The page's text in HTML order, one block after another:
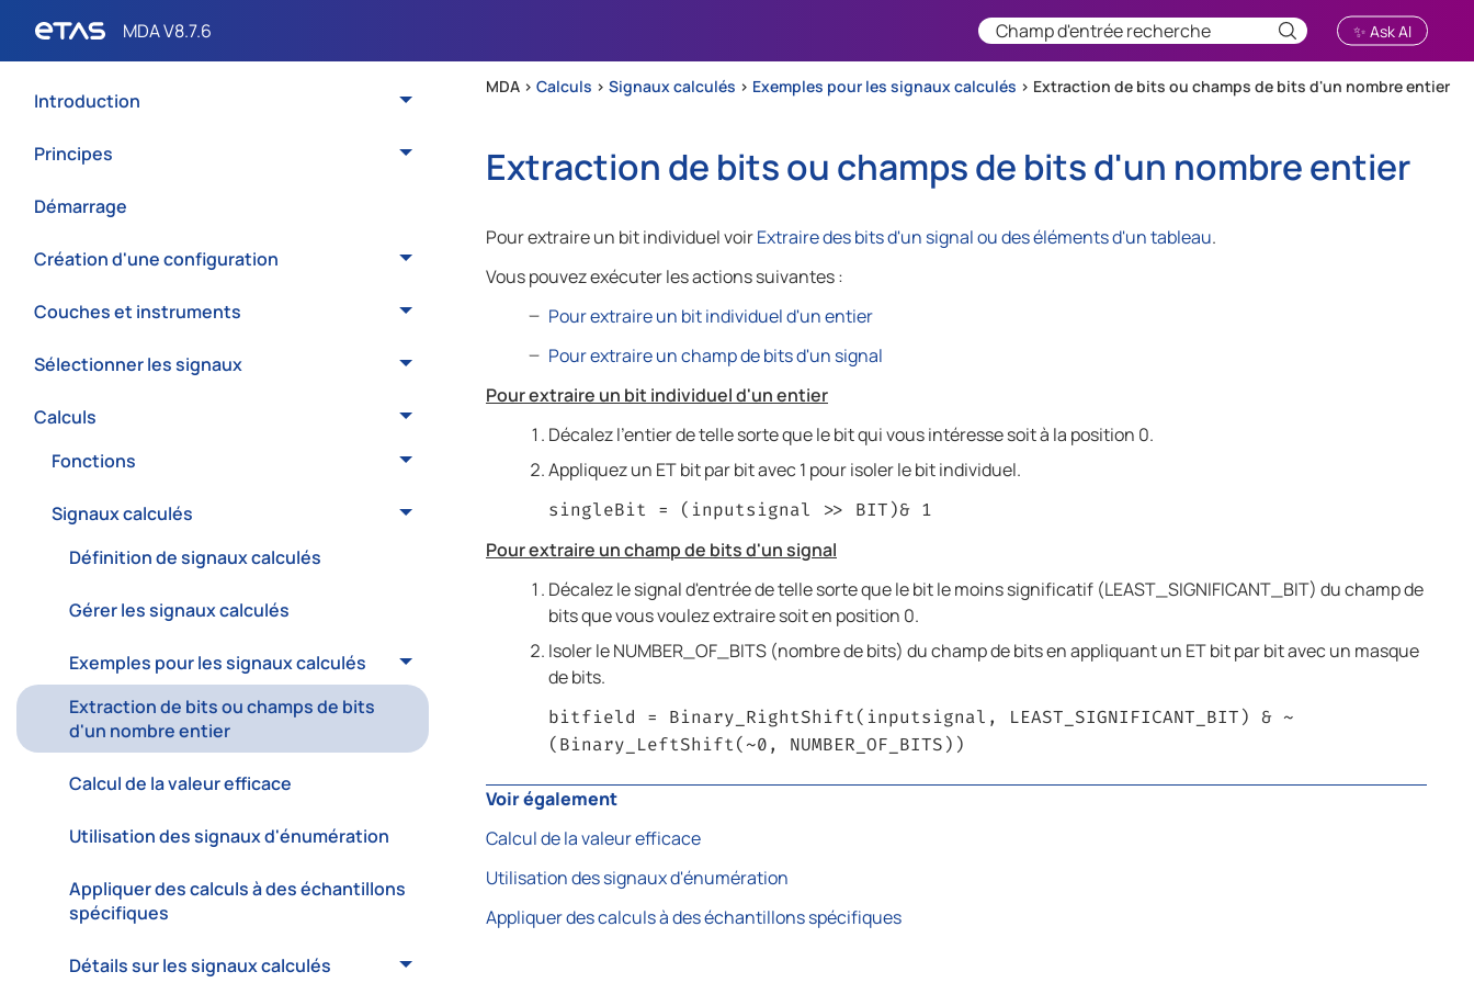
✨ Ask AI
Introduction
Principes
Démarrage
Création d'une configuration
Couches et instruments
Sélectionner les signaux
Calculs
Fonctions
Signaux calculés
Définition de signaux calculés
Gérer les signaux calculés
Exemples pour les signaux calculés
Extraction de bits ou champs de bits
d'un nombre entier
Calcul de la valeur efficace
Utilisation des signaux d'énumération
Appliquer des calculs à des échantillons
spécifiques
Détails sur les signaux calculés
MDA > Calculs > Signaux calculés > Exemples pour les signaux calculés > Extraction de bits ou champs de bits d'un nombre entier
Extraction de bits ou champs de bits d'un nombre entier
Pour extraire un bit individuel voirExtraire des bits d'un signal ou des éléments d'un tableau.
Vous pouvez exécuter les actions suivantes :
Pour extraire un bit individuel d'un entier
Pour extraire un champ de bits d'un signal
Pour extraire un bit individuel d'un entier
Décalez l'entier de telle sorte que le bit qui vous intéresse soit à la position 0.
Appliquez un ET bit par bit avec 1 pour isoler le bit individuel.
singleBit = (inputsignal >> BIT)& 1
Pour extraire un champ de bits d'un signal
Décalez le signal d'entrée de telle sorte que le bit le moins significatif (LEAST_SIGNIFICANT_BIT) du champ de
bits que vous voulez extraire soit en position 0.
Isoler le NUMBER_OF_BITS (nombre de bits) du champ de bits en appliquant un ET bit par bit avec un masque
de bits.
bitfield = Binary_RightShift(inputsignal, LEAST_SIGNIFICANT_BIT) & ~
(Binary_LeftShift(~0, NUMBER_OF_BITS))
Voir également
Calcul de la valeur efficace
Utilisation des signaux d'énumération
Appliquer des calculs à des échantillons spécifiques